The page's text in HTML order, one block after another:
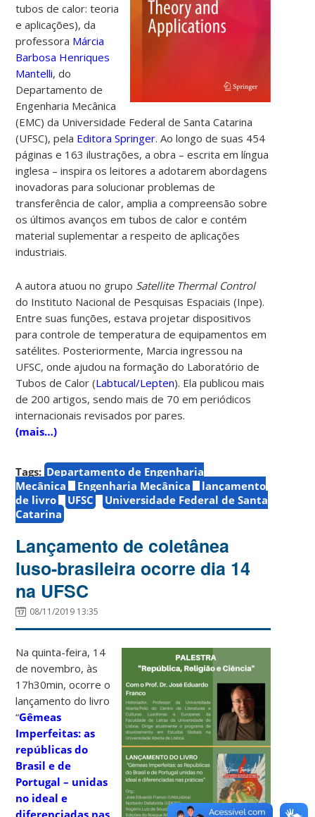
tubos de calor: teoria
e aplicações), da
professora Márcia
Barbosa Henriques
Mantelli, do
Departamento de
Engenharia Mecânica
(EMC) da Universidade Federal de Santa Catarina
(UFSC), pela Editora Springer. Ao longo de suas 454
páginas e 163 ilustrações, a obra – escrita em língua
inglesa – inspira os leitores a adotarem abordagens
inovadoras para solucionar problemas de
transferência de calor, amplia a compreensão sobre
os últimos avanços em tubos de calor e contém
material suplementar a respeito de aplicações
industriais.
A autora atuou no grupo Satellite Thermal Control
do Instituto Nacional de Pesquisas Espaciais (Inpe).
Entre suas funções, estava projetar dispositivos
para controle de temperatura de equipamentos em
satélites. Posteriormente, Marcia ingressou na
UFSC, onde ajudou na formação do Laboratório de
Tubos de Calor (Labtucal/Lepten). Ela publicou mais
de 200 artigos, sendo mais de 70 em periódicos
internacionais revisados ​​por pares.
(mais…)
Tags: Departamento de Engenharia
Mecânica
Engenharia Mecânica
lançamento
de livro
UFSC
Universidade Federal de Santa
Catarina
Lançamento de coletânea
luso-brasileira ocorre dia 14
na UFSC
08/11/2019 13:35
Na quinta-feira, 14
de novembro, às
17h30min, ocorre o
lançamento do livro
“Gêmeas
Imperfeitas: as
repúblicas do
Brasil e de
Portugal – unidas
no ideal e
diferenciadas nas